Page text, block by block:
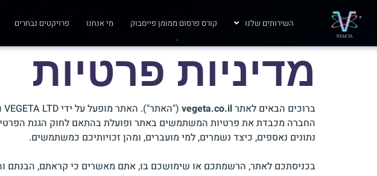
השירותים שלנו קורס פרסום ממומן פייסבוק מי אנחנו פרויקטים נבחרים
מדיניות פרטיות
ברוכים הבאים לאתרvegeta.co.il ("האתר"). האתר מופעל על ידי VEGETA LTD ("החברה").
נתונים נאספים, כיצד נשמרים, למי מועברים, ומהן זכויותיכם כמשתמשים.
בכניסתכם לאתר, הרשמתכם או שימושכם בו, אתם מאשרים כי קראתם, הבנתם